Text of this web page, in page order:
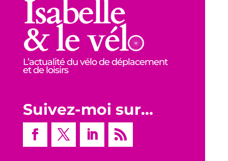
L’actualité du vélo de déplacement
et de loisirs
Suivez-moi sur…